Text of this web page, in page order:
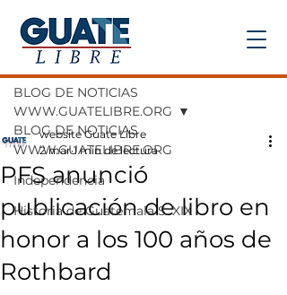
Entrada
BLOG DE NOTICIAS
WWW.GUATELIBRE.ORG
Independencia
Historia de Guatemala S. XIX
BLOG DE NOTICIAS
WWW.GUATELIBRE.ORG
PFS anunció
publicación de libro en
honor a los 100 años de
Rothbard
website Guate Libre
2 mar 1 min de lectura